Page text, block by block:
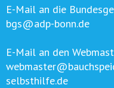
E-Mail an die
bgs@adp-bonn.de
E-Mail an den
selbsthilfe.de